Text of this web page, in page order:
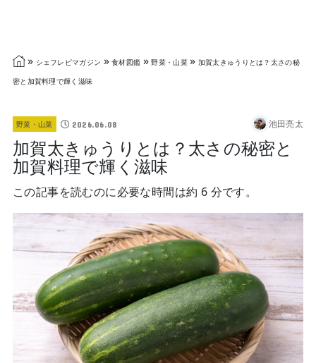
» シェフレピマガジン » 食材図鑑 » 野菜・山菜 » 加賀太きゅうりとは？太さの秘
密と加賀料理で輝く滋味
野菜・山菜 2026.06.08 池田亮太
加賀太きゅうりとは？太さの秘密と
加賀料理で輝く滋味
この記事を読むのに必要な時間は約 6 分です。